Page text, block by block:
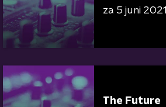
za 5 juni 2021
The Future